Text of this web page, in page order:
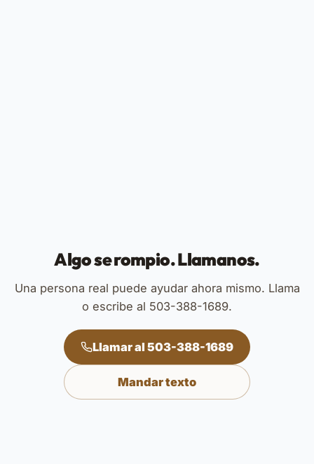
Algo se rompio. Llamanos.
Una persona real puede ayudar ahora mismo. Llama
o escribe al 503-388-1689.
Llamar al 503-388-1689
Mandar texto